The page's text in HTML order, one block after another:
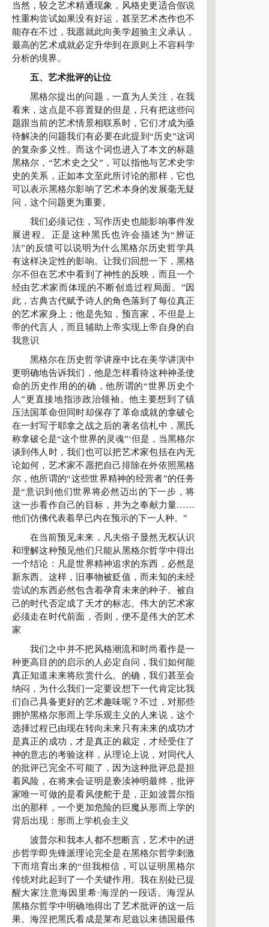
当然，较之艺术精通现象，风格史更适合假说
性重构尝试如果没有好运，甚至艺术杰作也不
能存在不过，我愿就此向美学超验主义承认，
最高的艺术成就必定升华到在原则上不容科学
分析的境界。
五、艺术批评的让位
黑格尔提出的问题，一直为人关注，在我
看来，这点是不容置疑的但是，只有把这些问
题跟当前的艺术情景相联系时，它们才成为亟
待解决的问题我们有必要在此提到“历史”这词
的复杂多义性。而这个词也进入了本文的标题
黑格尔，“艺术史之父”，可以指他与艺术史学
史的关系，正如本文至此所讨论的那样，它也
可以表示黑格尔影响了艺术本身的发展毫无疑
问，这个问题更为重要。
我们必须记住，写作历史也能影响事件发
展进程。正是这种黑氏也许会描述为“辨证
法”的反馈可以说明为什么黑格尔历史哲学具
有这样决定性的影响。让我们回想一下，黑格
尔不但在艺术中看到了神性的反映，而且一个
经由艺术家而体现的不断创造过程局面。”因
此，古典古代赋予诗人的角色落到了每位真正
的艺术家身上；他是先知，预言家，不但是上
帝的代言人，而且辅助上帝实现上帝自身的自
我意识
黑格尔在历史哲学讲座中比在美学讲演中
更明确地告诉我们，他是怎样看待这种神圣使
命的历史作用的的确，他所谓的“世界历史个
人”更直接地指涉政治领袖。他主要想到了镇
压法国革命但同时却保存了革命成就的拿破仑
在一封写于耶拿之战之后的著名信札中，黑氏
称拿破仑是“这个世界的灵魂”‘但是，当黑格尔
谈到伟人时，我们也可以把艺术家包括在内无
论如何，艺术家不愿把自己排除在外依照黑格
尔，他所谓的“这些世界精神的经营者”的任务
是“意识到他们世界将必然迈出的下一步，将
这一步看作自己的目标，并为之奉献力量……
他们仿佛代表着早已内在预示的下一人种。”
在当前预见未来，凡夫俗子显然无权认识
和理解这种预见他们只能从黑格尔哲学中得出
一个结论：凡是世界精神追求的东西，必然是
新东西。这样，旧事物被贬值，而未知的未经
尝试的东西必然包含着孕育未来的种子。被自
己的时代否定成了天才的标志。伟大的艺术家
必须走在时代前面，否则，便不是伟大的艺术
家
我们之中并不把风格潮流和时尚看作是一
种更高目的的启示的人必定自问，我们如何能
真正知道未来将欣赏什么。的确，我们甚至会
纳闷，为什么我们一定要设想下一代肯定比我
们自己具备更好的艺术趣味呢？不过，对那些
拥护黑格尔形而上学乐观主义的人来说，这个
选择过程已由现在转向未来只有未来的成功才
是真正的成功，才是真正的裁定，才经受住了
神的意志的考验这样，从理论上说，对同代人
的批评已完全不可能了，因为这种批评总是担
着风险，在将来会证明是亵渎神明最终，批评
家唯一可做的是看风使舵于是，正如波普尔指
出的那样，一个更加危险的巨魔从形而上学的
背后出现：形而上学机会主义
波普尔和我本人都不想断言，艺术中的进
步哲学即先锋派理论完全是在黑格尔哲学刺激
下而培育出来的“但我相信，可以证明黑格尔
传统对此起到了一个关键作用。我在别处已提
醒大家注意海因里希·海涅的一段话。海涅从
黑格尔哲学中明确地得出了艺术批评的这一后
果。海涅把黑氏看成是莱布尼兹以来德国最伟